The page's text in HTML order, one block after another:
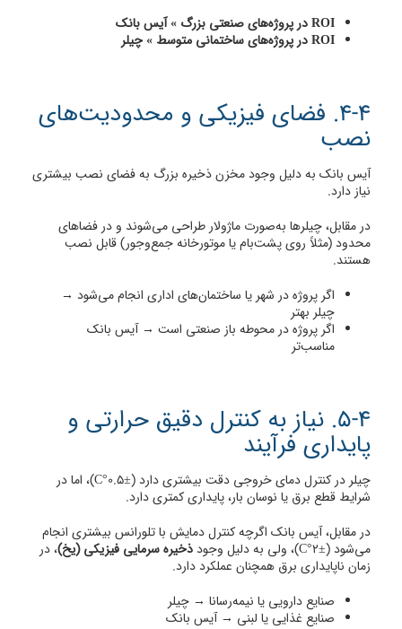
ROI در پروژه‌های صنعتی بزرگ » آیس بانک
ROI در پروژه‌های ساختمانی متوسط » چیلر
4-4. فضای فیزیکی و محدودیت‌های
نصب
آیس بانک به دلیل وجود مخزن ذخیره بزرگ به فضای نصب بیشتری
نیاز دارد.
در مقابل، چیلرها به‌صورت ماژولار طراحی می‌شوند و در فضاهای
محدود (مثلاً روی پشت‌بام یا موتورخانه جمع‌وجور) قابل نصب
هستند.
اگر پروژه در شهر یا ساختمان‌های اداری انجام می‌شود →
چیلر بهتر
اگر پروژه در محوطه باز صنعتی است → آیس بانک
مناسب‌تر
5-4. نیاز به کنترل دقیق حرارتی و
پایداری فرآیند
چیلر در کنترل دمای خروجی دقت بیشتری دارد (±0.5°C)، اما در
شرایط قطع برق یا نوسان بار، پایداری کمتری دارد.
در مقابل، آیس بانک اگرچه کنترل دمایش با تلورانس بیشتری انجام
می‌شود (±2°C)، ولی به دلیل وجود
ذخیره سرمایی فیزیکی (یخ)، در
زمان ناپایداری برق همچنان عملکرد دارد.
صنایع دارویی یا نیمه‌رسانا → چیلر
صنایع غذایی یا لبنی → آیس بانک